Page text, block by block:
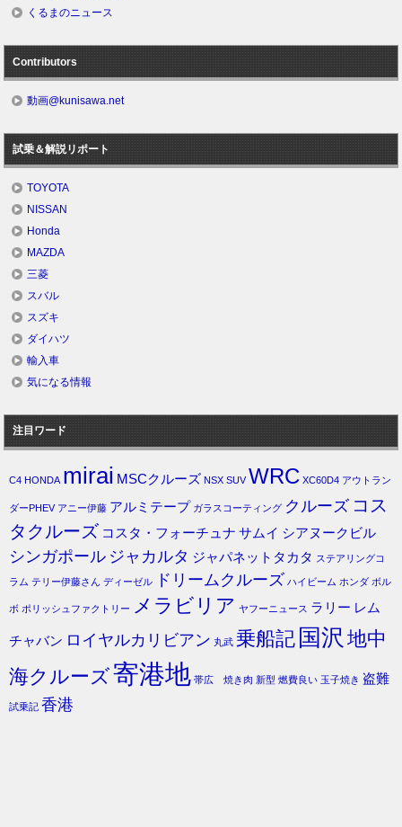
くるまのニュース
Contributors
動画@kunisawa.net
試乗＆解説リポート
TOYOTA
NISSAN
Honda
MAZDA
三菱
スバル
スズキ
ダイハツ
輸入車
気になる情報
注目ワード
C4 HONDA mirai MSCクルーズ NSX SUV WRC XC60D4 アウトラン
ダーPHEV アニー伊藤 アルミテープ ガラスコーティング クルーズ コス
タクルーズ コスタ・フォーチュナ サムイ シアヌークビル
シンガポール ジャカルタ ジャパネットタカタ ステアリングコ
ラム テリー伊藤さん ディーゼル ドリームクルーズ ハイビーム ホンダ ボル
ボ ポリッシュファクトリー メラビリア ヤフーニュース ラリー レム
チャバン ロイヤルカリビアン 丸武 乗船記 国沢 地中
海クルーズ寄港地 帯広 焼き肉 新型 燃費良い 玉子焼き 盗難
試乗記 香港